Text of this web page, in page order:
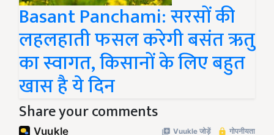
Basant Panchami: सरसों की
लहलहाती फसल करेगी बसंत ऋतु
का स्वागत, किसानों के लिए बहुत
खास है ये दिन
Share your comments